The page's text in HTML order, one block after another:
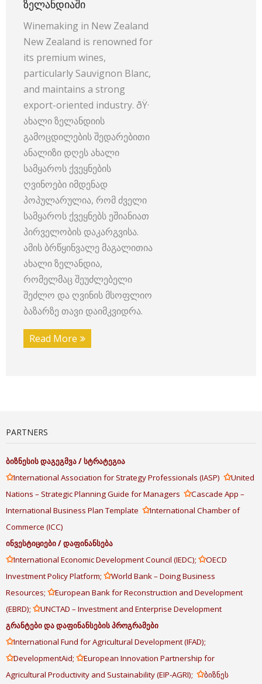
ᲖᲔᲚᲐᲜᲓᲘᲐᲨᲘ
Winemaking in New Zealand
New Zealand is renowned for
its premium wines,
particularly Sauvignon Blanc,
and maintains a strong
export-oriented industry. ðŸ·
ახალი ზელანდიის
გამოცდილების შედარებითი
ანალიზი დღეს ახალი
სამყაროს ქვეყნების
ღვინოები იმდენად
პოპულარულია, რომ ძველი
სამყაროს ქვეყნებს ეშიანიათ
პირველობის დაკარგვისა.
ამის ბრწყინვალე მაგალითია
ახალი ზელანდია,
რომელმაც შეუძლებელი
შეძლო და ღვინის მსოფლიო
ბაზარზე თავი დაიმკვიდრა.
Read More
PARTNERS
ბიზნესისდაგეგმვა/სტრატეგია
✩International Association for Strategy Professionals (IASP) ✩United
Nations – Strategic Planning Guide for Managers ✩Cascade App –
International Business Plan Template ✩International Chamber of
Commerce (ICC)
ინვესტიციები/დაფინანსება
✩International Economic Development Council (IEDC); ✩OECD
Investment Policy Platform; ✩World Bank – Doing Business
Resources; ✩European Bank for Reconstruction and Development
(EBRD); ✩UNCTAD – Investment and Enterprise Development
გრანტებიდადაფინანსებისპროგრამები
✩International Fund for Agricultural Development (IFAD);
✩DevelopmentAid; ✩European Innovation Partnership for
Agricultural Productivity and Sustainability (EIP-AGRI); ✩ბიზნეს